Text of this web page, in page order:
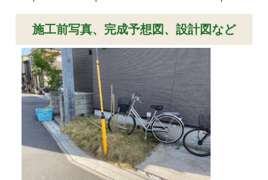
施工前写真、完成予想図、設計図など